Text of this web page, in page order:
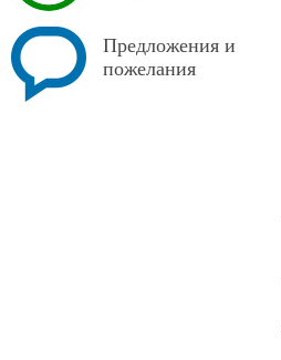
Предложения и
пожелания